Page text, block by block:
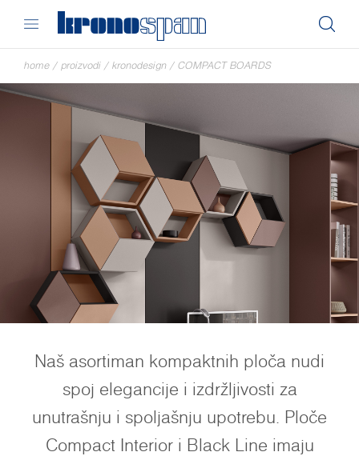
home / proizvodi / kronodesign / COMPACT BOARDS
Naš asortiman kompaktnih ploča nudi
spoj elegancije i izdržljivosti za
unutrašnju i spoljašnju upotrebu. Ploče
Compact Interior i Black Line imaju